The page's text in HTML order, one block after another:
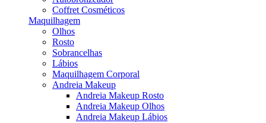
Coffret Cosméticos
Maquilhagem
Olhos
Rosto
Sobrancelhas
Lábios
Maquilhagem Corporal
Andreia Makeup
Andreia Makeup Rosto
Andreia Makeup Olhos
Andreia Makeup Lábios